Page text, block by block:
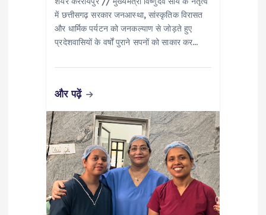
में छत्तीसगढ़ सरकार जनआस्था, सांस्कृतिक विरासत
और धार्मिक पर्यटन को जनकल्याण से जोड़ते हुए
प्रदेशवासियों के वर्षों पुराने सपनों को साकार कर…
और पढ़ें